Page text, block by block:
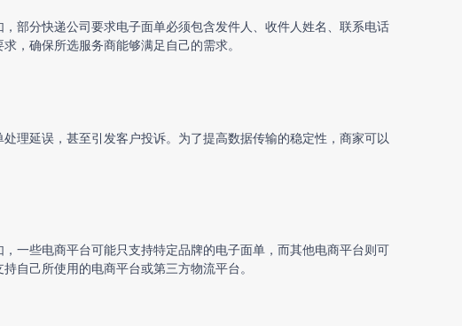
部分快递公司要求电子面单必须包含发件人、收件人姓名、联系电话
，确保所选服务商能够满足自己的需求。
理延误，甚至引发客户投诉。为了提高数据传输的稳定性，商家可以
一些电商平台可能只支持特定品牌的电子面单，而其他电商平台则可
自己所使用的电商平台或第三方物流平台。